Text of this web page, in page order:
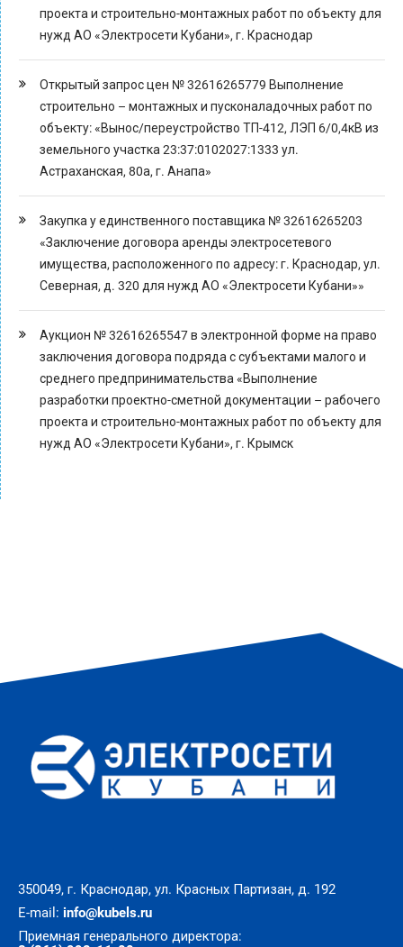
проекта и строительно-монтажных работ по объекту для
нужд АО «Электросети Кубани», г. Краснодар
Открытый запрос цен № 32616265779 Выполнение
строительно – монтажных и пусконаладочных работ по
объекту: «Вынос/переустройство ТП-412, ЛЭП 6/0,4кВ из
земельного участка 23:37:0102027:1333 ул.
Астраханская, 80а, г. Анапа»
Закупка у единственного поставщика № 32616265203
«Заключение договора аренды электросетевого
имущества, расположенного по адресу: г. Краснодар, ул.
Северная, д. 320 для нужд АО «Электросети Кубани»»
Аукцион № 32616265547 в электронной форме на право
заключения договора подряда с субъектами малого и
среднего предпринимательства «Выполнение
разработки проектно-сметной документации – рабочего
проекта и строительно-монтажных работ по объекту для
нужд АО «Электросети Кубани», г. Крымск
350049, г. Краснодар, ул. Красных Партизан, д. 192
E-mail: info@kubels.ru
Приемная генерального директора: